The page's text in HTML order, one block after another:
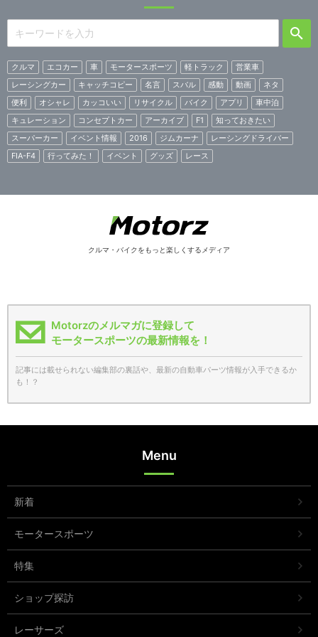
クルマ エコカー 車 モータースポーツ 軽トラック
営業車
レーシングカー
キャッチコピー 名言 スバル 感動 動画
ネタ
便利
オシャレ カッコいい リサイクル バイク アプリ
車中泊
キュレーション
コンセプトカー アーカイブ F1
知っておきたい
スーパーカー
イベント情報 2016 ジムカーナ
レーシングドライバー
FIA-F4
行ってみた！ イベント グッズ レース
クルマ・バイクをもっと楽しくするメディア
Motorzのメルマガに登録して
モータースポーツの最新情報を！
記事には載せられない編集部の裏話や、最新の自動車パーツ情報が入手できるか
も！？
Menu
新着
モータースポーツ
特集
ショップ探訪
レーサーズ